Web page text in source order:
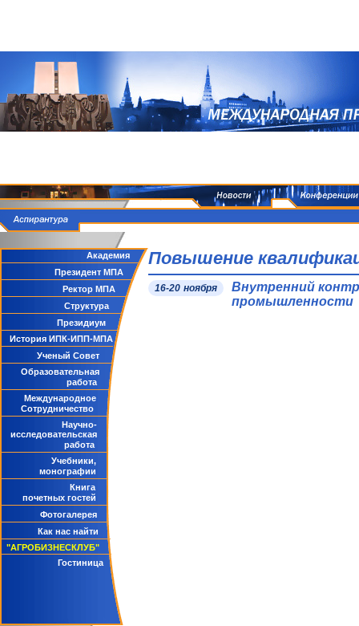
Академия
Президент МПА
Ректор МПА
Структура
Президиум
История ИПК-ИПП-МПА
Ученый Совет
Образовательная
работа
Международное
Сотрудничество
Научно-
исследовательская
работа
Учебники,
монографии
Книга
почетных гостей
Фотогалерея
Как нас найти
"АГРОБИЗНЕСКЛУБ"
Гостиница
Повышение
16-20 ноября
Внутренний
промышленности